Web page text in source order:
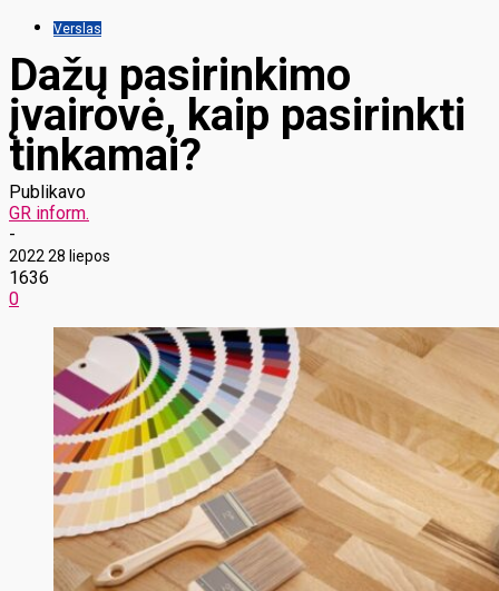
Verslas
Dažų pasirinkimo
įvairovė, kaip pasirinkti
tinkamai?
Publikavo
GR inform.
-
2022 28 liepos
1636
0